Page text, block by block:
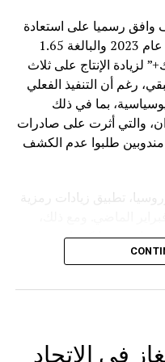
وافق رسميا على استعادة
نحو ثلثي التخفيضات التي أقرت في عام 2023 والبالغة 1.65
لزيادة الإنتاج على ثلاث
رغم أن التنفيذ الفعلي
بما في ذلك
والتي أثرت على صادرات
مندوبين طلبوا عدم الكشف
تطبيق زيادات رمزية
تعاني نقصا كبيرا في
برميل، ما أدى إلى
تعمل على إعادة ضخ
فائض المعروض. إلا أن
في الاتحاد